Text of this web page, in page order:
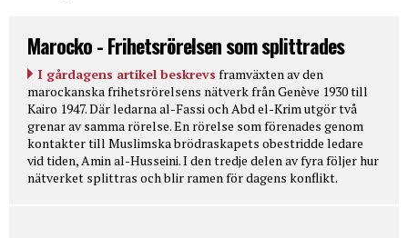
Marocko - Frihetsrörelsen som splittrades
I gårdagens artikel beskrevs framväxten av den
marockanska frihetsrörelsens nätverk från Genève 1930 till
Kairo 1947. Där ledarna al-Fassi och Abd el-Krim utgör två
grenar av samma rörelse. En rörelse som förenades genom
kontakter till Muslimska brödraskapets obestridde ledare
vid tiden, Amin al-Husseini. I den tredje delen av fyra följer hur
nätverket splittras och blir ramen för dagens konflikt.